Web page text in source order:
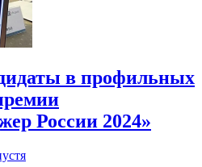
в профильных
России 2024»